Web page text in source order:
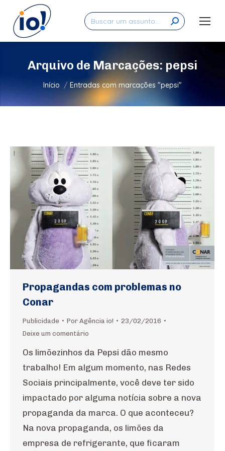
Search:
Arquivo de Marcações: pepsi
Você está aqui:
Início Entradas com marcações "pepsi"
Propagandas com problemas no
Conar
Publicidade Por Agência io!
23/02/2016
Deixe um comentário
Os limõezinhos da Pepsi dão mesmo
trabalho! Em algum momento, nas Redes
Sociais principalmente, você deve ter sido
impactado por alguma notícia sobre a nova
propaganda da marca. O que aconteceu?
Na nova propaganda, os limões da
empresa de refrigerante, que ficaram